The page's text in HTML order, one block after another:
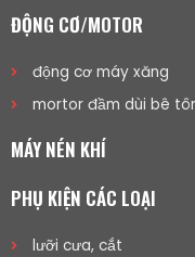
ĐỘNG CƠ/MOTOR
động cơ máy xăng
mortor đầm dùi bê
MÁY NÉN KHÍ
PHỤ KIỆN CÁC LOẠI
lưỡi cưa, cắt